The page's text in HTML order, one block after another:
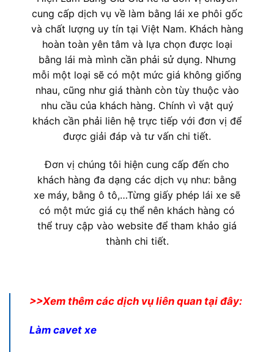
cung cấp dịch vụ về làm bằng lái xe phôi gốc
và chất lượng uy tín tại Việt Nam. Khách hàng
hoàn toàn yên tâm và lựa chọn được loại
bằng lái mà mình cần phải sử dụng. Nhưng
mỗi một loại sẽ có một mức giá không giống
nhau, cũng như giá thành còn tùy thuộc vào
nhu cầu của khách hàng. Chính vì vật quý
khách cần phải liên hệ trực tiếp với đơn vị để
được giải đáp và tư vấn chi tiết.
Đơn vị chúng tôi hiện cung cấp đến cho
khách hàng đa dạng các dịch vụ như: bằng
xe máy, bằng ô tô,…Từng giấy phép lái xe sẽ
có một mức giá cụ thể nên khách hàng có
thể truy cập vào website để tham khảo giá
thành chi tiết.
>>Xem thêm các dịch vụ liên quan tại đây:
Làm cavet xe